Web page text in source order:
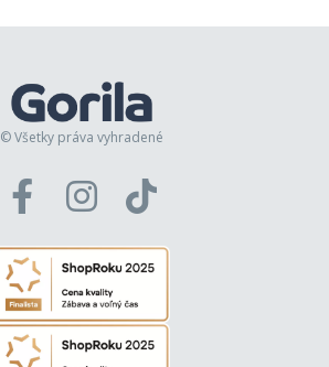
© Všetky práva vyhradené